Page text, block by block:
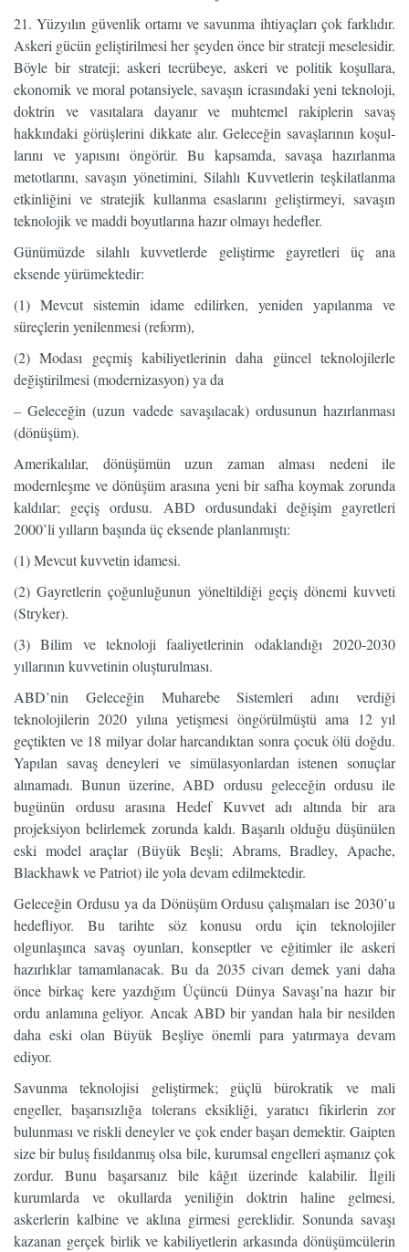
21. Yüzyılın güvenlik ortamı ve savunma ihtiyaçları çok farklıdır.
Askeri gücün geliştirilmesi her şeyden önce bir strateji meselesidir.
Böyle bir strateji; askeri tecrübeye, askeri ve poli­tik koşullara,
ekonomik ve moral potansiyele, savaşın icrasındaki yeni teknoloji,
doktrin ve va­sıtalara dayanır ve muhtemel rakiplerin savaş
hakkındaki görüşlerini dikkate alır. Geleceğin savaşlarının koşul­
larını ve yapısını öngörür. Bu kapsamda, savaşa hazırlanma
metotlarını, savaşın yönetimini, Silahlı Kuvvetlerin teşkilatlanma
etkinliğini ve stratejik kullanma esaslarını geliştirmeyi, savaşın
teknolojik ve maddi boyutlarına hazır olmayı hedefler.
Günümüzde silahlı kuvvetlerde geliştirme gayretleri üç ana
eksende yürümektedir:
(1) Mevcut sistemin idame edilirken, yeniden yapılanma ve
süreçlerin yenilenmesi (reform),
(2) Modası geçmiş kabiliyetlerinin daha güncel teknolojilerle
değiştirilmesi (modernizasyon) ya da
– Geleceğin (uzun vadede savaşılacak) ordusunun hazırlanması
(dönüşüm).
Amerikalılar, dönüşümün uzun zaman alması nedeni ile
modernleşme ve dönüşüm arasına yeni bir safha koymak zorunda
kaldılar; geçiş ordusu. ABD ordusundaki değişim gayretleri
2000’li yılların başında üç eksende planlanmıştı:
(1) Mevcut kuvvetin idamesi.
(2) Gayretlerin çoğunluğunun yöneltildiği geçiş dönemi kuvveti
(Stryker).
(3) Bilim ve teknoloji faaliyetlerinin odaklandığı 2020-2030
yıllarının kuvvetinin oluşturulması.
ABD’nin Geleceğin Muharebe Sistemleri adını verdiği
teknolojilerin 2020 yılına yetişmesi öngörülmüştü ama 12 yıl
geçtikten ve 18 milyar dolar harcandıktan sonra çocuk ölü doğdu.
Yapılan savaş deneyleri ve simülasyonlardan istenen sonuçlar
alınamadı. Bunun üzerine, ABD ordusu geleceğin ordusu ile
bugünün ordusu arasına Hedef Kuvvet adı altında bir ara
projeksiyon belirlemek zorunda kaldı. Başarılı olduğu düşünülen
eski model araçlar (Büyük Beşli; Abrams, Bradley, Apache,
Blackhawk ve Patriot) ile yola devam edilmektedir.
Geleceğin Ordusu ya da Dönüşüm Ordusu çalışmaları ise 2030’u
hedefliyor. Bu tarihte söz konusu ordu için teknolojiler
olgunlaşınca savaş oyunları, konseptler ve eğitimler ile askeri
hazırlıklar tamamlanacak. Bu da 2035 civarı demek yani daha
önce birkaç kere yazdığım Üçüncü Dünya Savaşı’na hazır bir
ordu anlamına geliyor. Ancak ABD bir yandan hala bir nesilden
daha eski olan Büyük Beşliye önemli para yatırmaya devam
ediyor.
Savunma teknolojisi geliştirmek; güçlü bürokratik ve mali
engeller, başarısızlığa tolerans eksikliği, yaratıcı fikirlerin zor
bulunması ve riskli deneyler ve çok ender başarı demektir. Gaipten
size bir buluş fısıldanmış olsa bile, kurumsal engelleri aşmanız çok
zordur. Bunu başarsanız bile kâğıt üzerinde kalabilir. İlgili
kurumlarda ve okullarda yeniliğin doktrin haline gelmesi,
askerlerin kalbine ve aklına girmesi gereklidir. Sonunda savaşı
kazanan gerçek birlik ve kabiliyetlerin arkasında dönüşümcülerin